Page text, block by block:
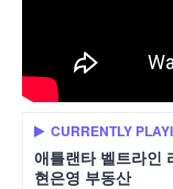
CURRENTLY
애틀랜타 벨트라인
현은영 부동산